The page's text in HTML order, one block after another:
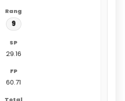
9
29.16
60.71